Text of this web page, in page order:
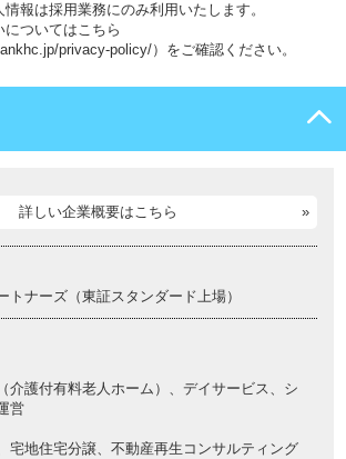
報は採用業務にのみ利用いたします。
ついてはこちら
privacy-policy/）をご確認ください。
詳しい企業概要はこちら
トナーズ（東証スタンダード上場）
介護付有料老人ホーム）、デイサービス、シ
営
宅地住宅分譲、不動産再生コンサルティング